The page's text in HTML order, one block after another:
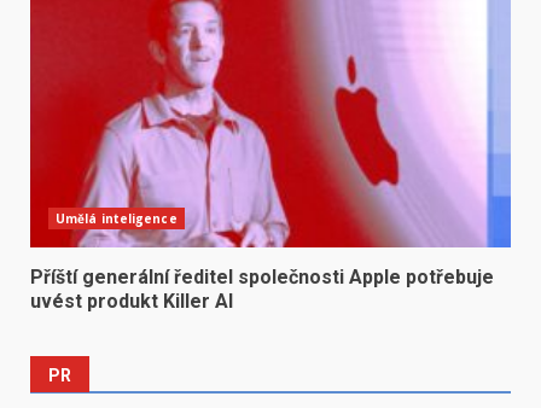
Umělá inteligence
Příští generální ředitel společnosti Apple potřebuje
uvést produkt Killer AI
PR